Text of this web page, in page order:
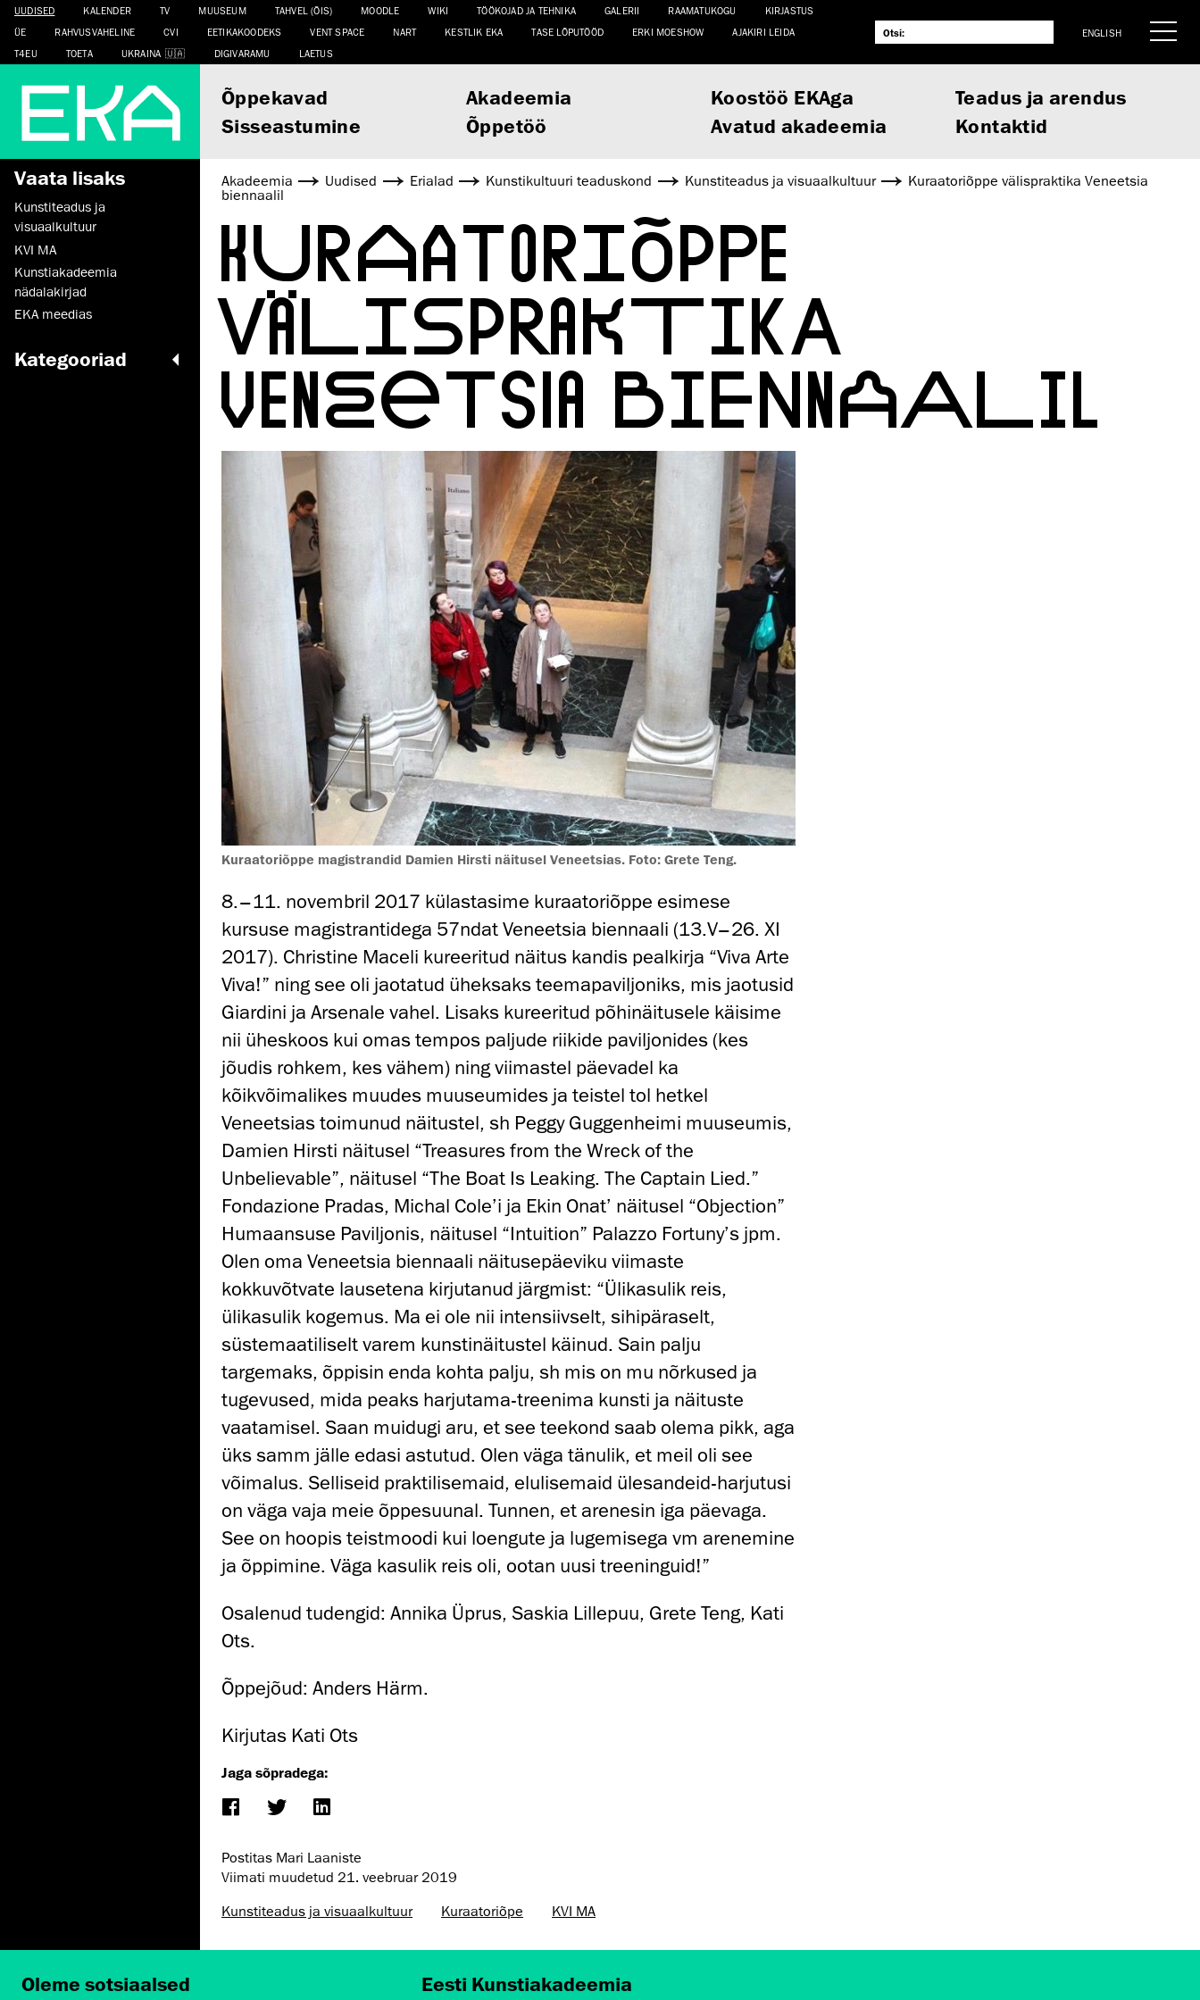
UUDISED KALENDER TV MUUSEUM TAHVEL (ÕIS) MOODLE WIKI TÖÖKOJAD JA TEHNIKA GALERII RAAMATUKOGU
KIRJASTUS
ÜE
RAHVUSVAHELINE CVI EETIKAKOODEKS VENT SPACE NART KESTLIK EKA TASE LÕPUTÖÖD ERKI MOESHOW
AJAKIRI LEIDA
T4EU
TOETA UKRAINA DIGIVARAMU LAETUS
ENGLISH
Õppekavad Akadeemia Koostöö EKAga
Teadus ja arendus
Sisseastumine
Õppetöö Avatud akadeemia Kontaktid
Vaata lisaks
Kunstiteadus ja
visuaalkultuur
KVI MA
Kunstiakadeemia
nädalakirjad
EKA meedias
Kategooriad
Akadeemia Uudised Erialad Kunsti­kultuuri teaduskond Kunstiteadus ja visuaalkultuur
Kuraatoriõppe välispraktika Veneetsia
biennaalil
KURAATORIÕPPE
VÄLISPRAKTIKA
VENEETSIA BIENNAALIL
Kuraatoriõppe magistrandid Damien Hirsti näitusel Veneetsias. Foto: Grete Teng.
8.–11. novembril 2017 külastasime kuraatoriõppe esimese
kursuse magistrantidega 57ndat Veneetsia biennaali (13.V–26. XI
2017). Christine Maceli kureeritud näitus kandis pealkirja “Viva Arte
Viva!” ning see oli jaotatud üheksaks teemapaviljoniks, mis jaotusid
Giardini ja Arsenale vahel. Lisaks kureeritud põhinäitusele käisime
nii üheskoos kui omas tempos paljude riikide paviljonides (kes
jõudis rohkem, kes vähem) ning viimastel päevadel ka
kõikvõimalikes muudes muuseumides ja teistel tol hetkel
Veneetsias toimunud näitustel, sh Peggy Guggenheimi muuseumis,
Damien Hirsti näitusel “Treasures from the Wreck of the
Unbelievable”, näitusel “The Boat Is Leaking. The Captain Lied.”
Fondazione Pradas, Michal Cole’i ja Ekin Onat’ näitusel “Objection”
Humaansuse Paviljonis, näitusel “Intuition” Palazzo Fortuny’s jpm.
Olen oma Veneetsia biennaali näitusepäeviku viimaste
kokkuvõtvate lausetena kirjutanud järgmist: “Ülikasulik reis,
ülikasulik kogemus. Ma ei ole nii intensiivselt, sihipäraselt,
süstemaatiliselt varem kunstinäitustel käinud. Sain palju
targemaks, õppisin enda kohta palju, sh mis on mu nõrkused ja
tugevused, mida peaks harjutama-treenima kunsti ja näituste
vaatamisel. Saan muidugi aru, et see teekond saab olema pikk, aga
üks samm jälle edasi astutud. Olen väga tänulik, et meil oli see
võimalus. Selliseid praktilisemaid, elulisemaid ülesandeid-harjutusi
on väga vaja meie õppesuunal. Tunnen, et arenesin iga päevaga.
See on hoopis teistmoodi kui loengute ja lugemisega vm arenemine
ja õppimine. Väga kasulik reis oli, ootan uusi treeninguid!”
Osalenud tudengid: Annika Üprus, Saskia Lillepuu, Grete Teng, Kati
Ots.
Õppejõud: Anders Härm.
Kirjutas Kati Ots
Jaga sõpradega:
Postitas Mari Laaniste
Viimati muudetud 21. veebruar 2019
Kunstiteadus ja visuaalkultuur
Kuraatoriõpe KVI MA
Oleme sotsiaalsed Eesti Kunstiakadeemia